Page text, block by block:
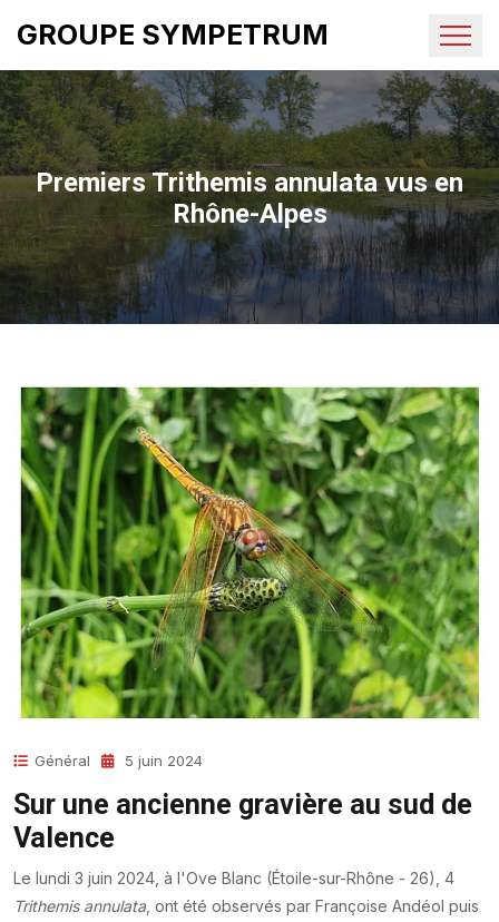
GROUPE SYMPETRUM
Premiers Trithemis annulata vus en
Rhône-Alpes
Général 5 juin 2024
Sur une ancienne gravière au sud de
Valence
Le lundi 3 juin 2024, à l'Ove Blanc (Étoile-sur-Rhône - 26), 4
Trithemis annulata , ont été observés par Françoise Andéol puis